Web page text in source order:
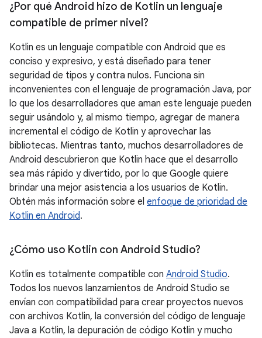
¿Por qué Android hizo de Kotlin un lenguaje
compatible de primer nivel?
Kotlin es un lenguaje compatible con Android que es
conciso y expresivo, y está diseñado para tener
seguridad de tipos y contra nulos. Funciona sin
inconvenientes con el lenguaje de programación Java, por
lo que los desarrolladores que aman este lenguaje pueden
seguir usándolo y, al mismo tiempo, agregar de manera
incremental el código de Kotlin y aprovechar las
bibliotecas. Mientras tanto, muchos desarrolladores de
Android descubrieron que Kotlin hace que el desarrollo
sea más rápido y divertido, por lo que Google quiere
brindar una mejor asistencia a los usuarios de Kotlin.
Obtén más información sobre el enfoque de prioridad de
Kotlin en Android.
¿Cómo uso Kotlin con Android Studio?
Kotlin es totalmente compatible con Android Studio.
Todos los nuevos lanzamientos de Android Studio se
envían con compatibilidad para crear proyectos nuevos
con archivos Kotlin, la conversión del código de lenguaje
Java a Kotlin, la depuración de código Kotlin y mucho